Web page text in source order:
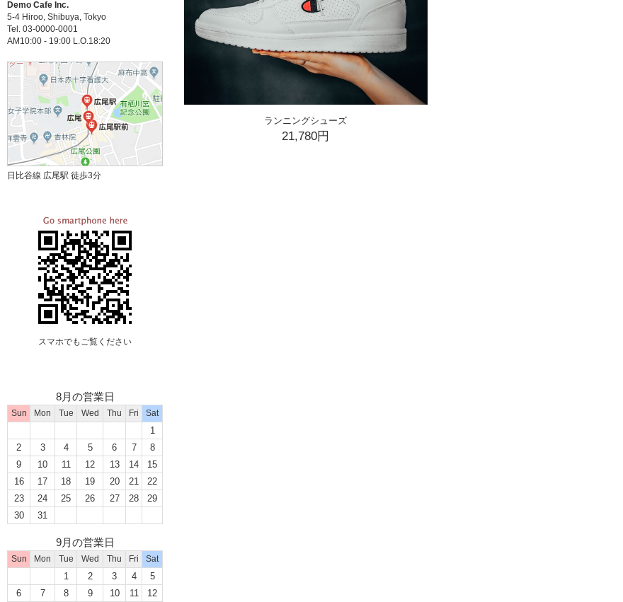
Demo Cafe Inc.
5-4 Hiroo, Shibuya, Tokyo
Tel. 03-0000-0001
AM10:00 - 19:00 L.O.18:20
日比谷線 広尾駅 徒歩3分
スマホでもご覧ください
8月の営業日
Sun Mon Tue Wed Thu Fri Sat
1
2
3 4 5 6 7
8
9
10 11 12 13 14
15
16
17 18 19 20 21
22
23
24 25 26 27 28
29
30
31
9月の営業日
Sun Mon Tue Wed Thu Fri Sat
1 2 3 4
5
6
7 8 9 10 11 12
ランニングシューズ
21,780円